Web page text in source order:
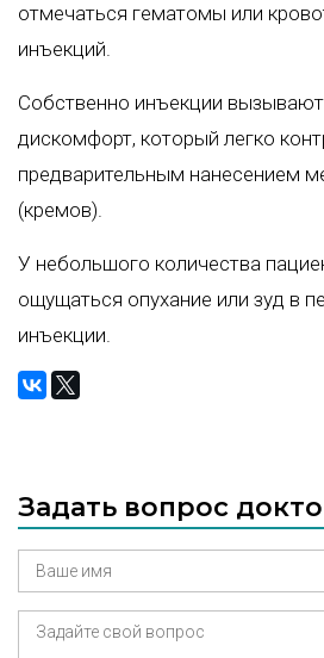
отмечаться гематомы или
инъекций.
Собственно инъекции
дискомфорт, который легко
предварительным нанесением
(кремов).
У небольшого количества
ощущаться опухание или зуд в
инъекции.
Задать вопрос